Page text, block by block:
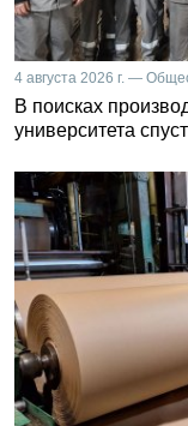
4 августа 2026 г. —
В поисках
университета